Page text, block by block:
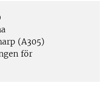
(A305)
för